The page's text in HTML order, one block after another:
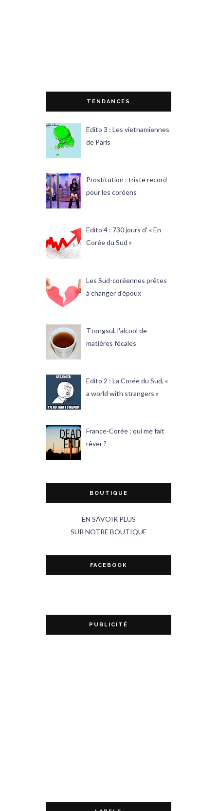
TENDANCES
Edito 3 : Les vietnamiennes
de Paris
Prostitution : triste record
pour les coréens
Edito 4 : 730 jours d’ « En
Corée du Sud »
Les Sud-coréennes prêtes
à changer d'époux
Ttongsul, l'alcool de
matières fécales
Edito 2 : La Corée du Sud, «
a world with strangers »
France-Corée : qui me fait
rêver ?
BOUTIQUE
EN SAVOIR PLUS
SUR NOTRE BOUTIQUE
FACEBOOK
PUBLICITÉ